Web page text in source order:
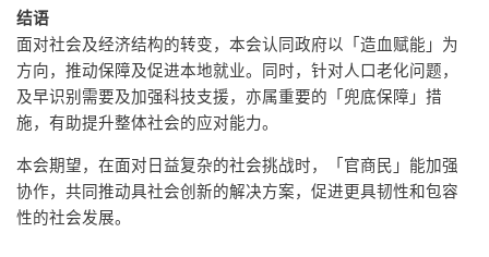
结语
面对社会及经济结构的转变，本会认同政府以「造血赋能」为
方向，推动保障及促进本地就业。同时，针对人口老化问题，
及早识别需要及加强科技支援，亦属重要的「兜底保障」措
施，有助提升整体社会的应对能力。
本会期望，在面对日益复杂的社会挑战时，「官商民」能加强
协作，共同推动具社会创新的解决方案，促进更具韧性和包容
性的社会发展。